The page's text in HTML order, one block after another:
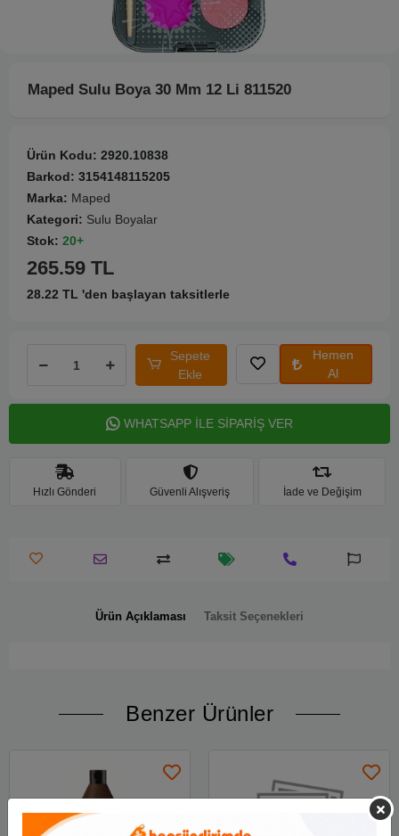
Maped Sulu Boya 30 Mm 12 Li 811520
Ürün Kodu: 2920.10838
Barkod: 3154148115205
Marka: Maped
Kategori: Sulu Boyalar
Stok: 20+
265.59 TL
28.22 TL 'den başlayan taksitlerle
Sepete
Ekle
Hemen
Al
WHATSAPP İLE SİPARİŞ VER
Hızlı Gönderi Güvenli Alışveriş İade ve Değişim
Ürün Açıklaması Taksit Seçenekleri
Benzer Ürünler